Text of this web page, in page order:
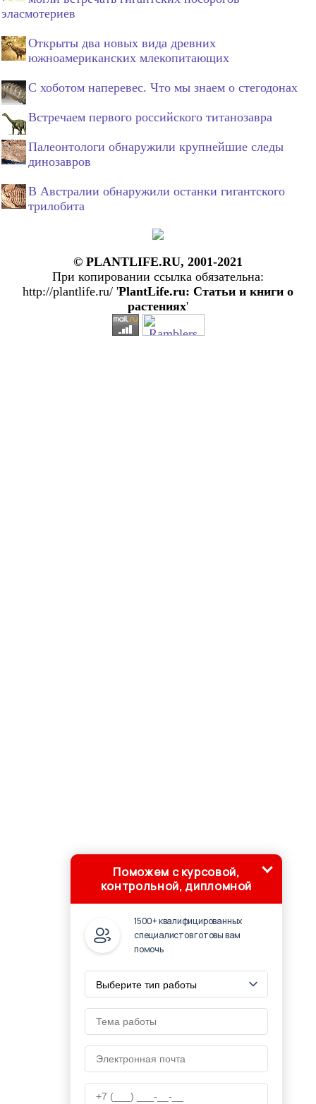
эласмотериев
Открыты два новых вида древних
южноамериканских млекопитающих
С хоботом наперевес. Что мы знаем о стегодонах
Встречаем первого российского титанозавра
Палеонтологи обнаружили крупнейшие следы
динозавров
В Австралии обнаружили останки гигантского
трилобита
© PLANTLIFE.RU, 2001-2021
При копировании ссылка обязательна:
http://plantlife.ru/ 'PlantLife.ru: Статьи и книги о
растениях'
Поможем с курсовой,
контрольной, дипломной
1500+ квалифицированных
специалистов готовы вам
помочь